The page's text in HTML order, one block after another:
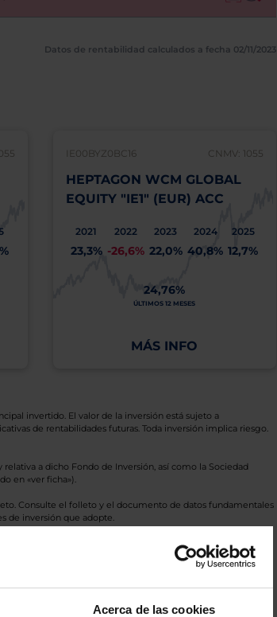
Acerca de las cookies
Datos de rentabilidad calculados a fecha 02/11/2023
IE00BYZ0BC16 CNMV: 1055
HEPTAGON WCM GLOBAL
EQUITY "IE1" (EUR) ACC
2021
23,3%
2022
-26,6%
2023
22,0%
2024
40,8%
2025
12,7%
24,76%
ÚLTIMOS 12 MESES
MÁS INFO
invertido. El valor de la inversión está sujeto a
de rentabilidades futuras. Toda inversión implica riesgo.
a dicho Fondo de Inversión, así como la Sociedad
en «ver ficha»).
Consulte el folleto y el documento de datos fundamentales
de inversión que adopte.
sesión, y se calculan de Valor Liquidativo de la sesión
mostradas están en la divisa Euro.